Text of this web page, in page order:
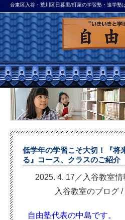
台東区入谷・荒川区日暮里/町屋の学習塾・進学塾
低学年の学習こそ大切！『将
る』コース、クラスのご紹介
2025. 4. 17／入谷教室情
入谷教室のブログ /
自由塾代表の中島です。